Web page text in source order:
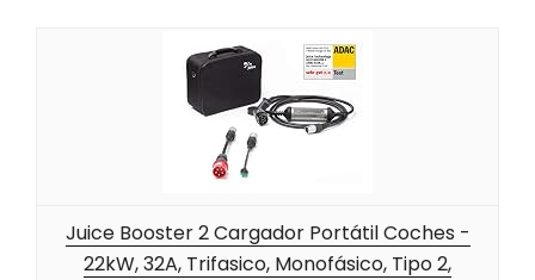
Juice Booster 2 Cargador Portátil Coches -
22kW, 32A, Trifasico, Monofásico, Tipo 2,